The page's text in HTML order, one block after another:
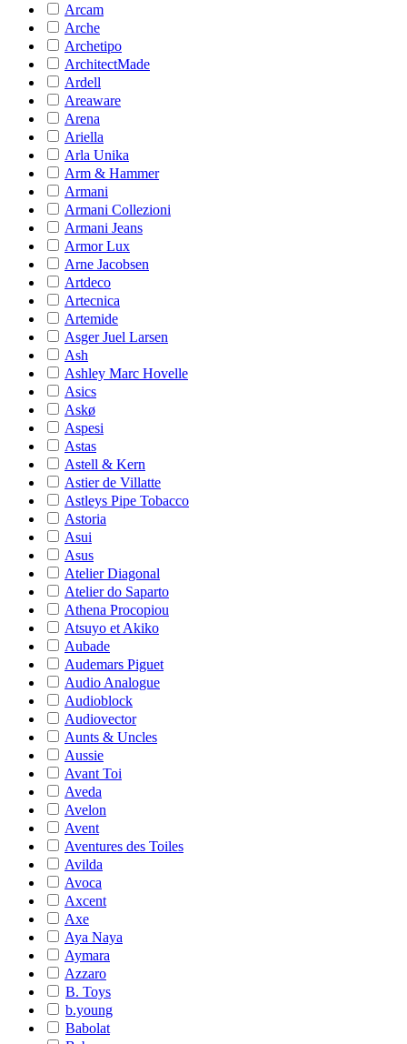
Arcam
Arche
Archetipo
ArchitectMade
Ardell
Areaware
Arena
Ariella
Arla Unika
Arm & Hammer
Armani
Armani Collezioni
Armani Jeans
Armor Lux
Arne Jacobsen
Artdeco
Artecnica
Artemide
Asger Juel Larsen
Ash
Ashley Marc Hovelle
Asics
Askø
Aspesi
Astas
Astell & Kern
Astier de Villatte
Astleys Pipe Tobacco
Astoria
Asui
Asus
Atelier Diagonal
Atelier do Saparto
Athena Procopiou
Atsuyo et Akiko
Aubade
Audemars Piguet
Audio Analogue
Audioblock
Audiovector
Aunts & Uncles
Aussie
Avant Toi
Aveda
Avelon
Avent
Aventures des Toiles
Avilda
Avoca
Axcent
Axe
Aya Naya
Aymara
Azzaro
B. Toys
b.young
Babolat